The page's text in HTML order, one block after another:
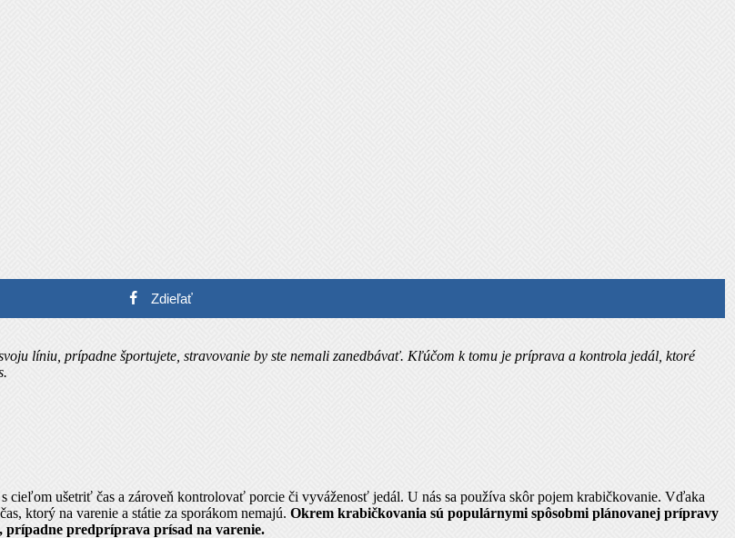
Zdieľať
líniu, prípadne športujete, stravovanie by ste nemali zanedbávať. Kľúčom k tomu je príprava a kontrola jedál, ktoré
cieľom ušetriť čas a zároveň kontrolovať porcie či vyváženosť jedál. U nás sa používa skôr pojem krabičkovanie. Vďaka
ktorý na varenie a státie za sporákom nemajú. Okrem krabičkovania sú populárnymi spôsobmi plánovanej prípravy
predpríprava prísad na varenie.